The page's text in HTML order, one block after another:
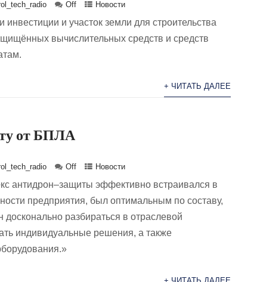
Off Новости
и участок земли для строительства
вычислительных средств и средств
+ ЧИТАТЬ ДАЛЕЕ
от БПЛА
Off Новости
антидрон–защиты эффективно встраивался в
предприятия, был оптимальным по составу,
разбираться в отраслевой
индивидуальные решения, а также